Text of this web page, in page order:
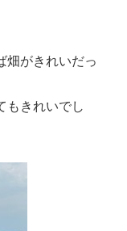
畑がきれいだっ
もきれいでし